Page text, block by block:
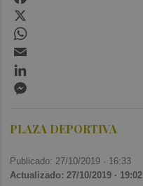
PLAZA DEPORTIVA
Publicado: 27/10/2019 · 16:33
Actualizado: 27/10/2019 · 19:02